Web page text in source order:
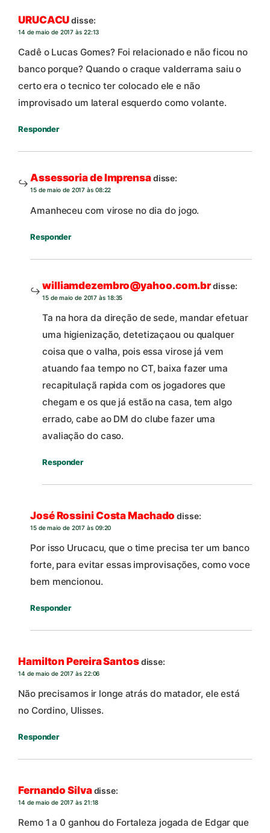
URUCACUdisse:
14 de maio de 2017 às 22:13
Cadê o Lucas Gomes? Foi relacionado e não ficou no
banco porque? Quando o craque valderrama saiu o
certo era o tecnico ter colocado ele e não
improvisado um lateral esquerdo como volante.
Responder
Assessoria de Imprensadisse:
15 de maio de 2017 às 08:22
Amanheceu com virose no dia do jogo.
Responder
williamdezembro@yahoo.com.brdisse:
15 de maio de 2017 às 18:35
Ta na hora da direção de sede, mandar efetuar
uma higienização, detetizaçaou ou qualquer
coisa que o valha, pois essa virose já vem
atuando faa tempo no CT, baixa fazer uma
recapitulaçã rapida com os jogadores que
chegam e os que já estão na casa, tem algo
errado, cabe ao DM do clube fazer uma
avaliação do caso.
Responder
José Rossini Costa Machado disse:
15 de maio de 2017 às 09:20
Por isso Urucacu, que o time precisa ter um banco
forte, para evitar essas improvisações, como voce
bem mencionou.
Responder
Hamilton Pereira Santosdisse:
14 de maio de 2017 às 22:06
Não precisamos ir longe atrás do matador, ele está
no Cordino, Ulisses.
Responder
Fernando Silvadisse:
14 de maio de 2017 às 21:18
Remo 1 a 0 ganhou do Fortaleza jogada de Edgar que